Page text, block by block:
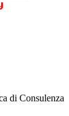
di Consulenza